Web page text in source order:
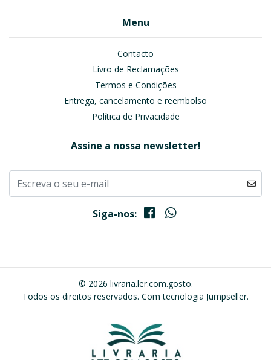
Menu
Contacto
Livro de Reclamações
Termos e Condições
Entrega, cancelamento e reembolso
Política de Privacidade
Assine a nossa newsletter!
Siga-nos:
© 2026 livraria.ler.com.gosto.
Todos os direitos reservados. Com tecnologia Jumpseller.